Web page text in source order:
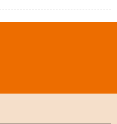
务所”、“陈叶冯会计师事